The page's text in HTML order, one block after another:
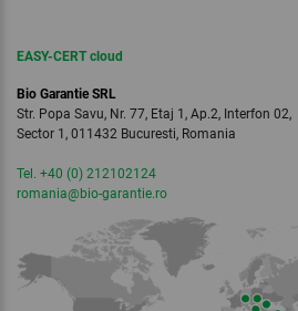
EASY-CERT cloud
Bio Garantie SRL
Str. Popa Savu, Nr. 77, Etaj 1, Ap.2, Interfon 02,
Sector 1, 011432 Bucuresti, Romania
Tel. +40 (0) 212102124
romania@bio-garantie.ro